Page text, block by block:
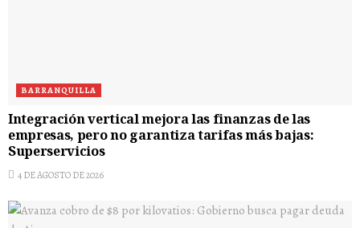
BARRANQUILLA
Integración vertical mejora las finanzas de las
empresas, pero no garantiza tarifas más bajas:
Superservicios
4 DE AGOSTO DE 2026